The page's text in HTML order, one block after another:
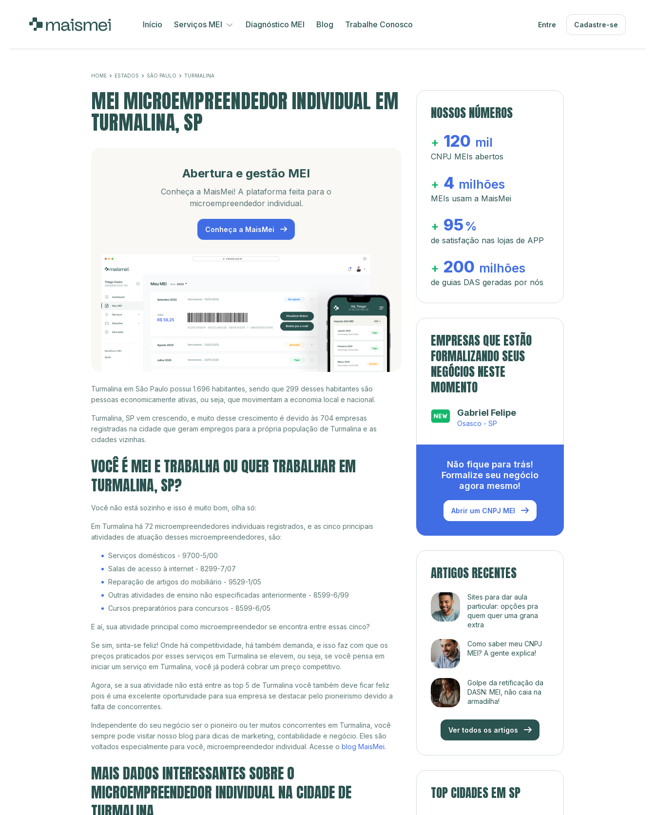
Início Serviços MEI Diagnóstico MEI Blog Trabalhe Conosco Entre Cadastre-se
HOME ESTADOS SÃO PAULO TURMALINA
MEI MICROEMPREENDEDOR INDIVIDUAL EM
TURMALINA, SP
Abertura e gestão MEI
Conheça a MaisMei! A plataforma feita para o
microempreendedor individual.
Conheça a MaisMei
Turmalina em São Paulo possui 1.696 habitantes, sendo que 299 desses habitantes são
pessoas economicamente ativas, ou seja, que movimentam a economia local e nacional.
Turmalina, SP vem crescendo, e muito desse crescimento é devido às 704 empresas
registradas na cidade que geram empregos para a própria população de Turmalina e as
cidades vizinhas.
VOCÊ É MEI E TRABALHA OU QUER TRABALHAR EM
TURMALINA, SP?
Você não está sozinho e isso é muito bom, olha só:
Em Turmalina há 72 microempreendedores individuais registrados, e as cinco principais
atividades de atuação desses microempreendedores, são:
Serviços domésticos - 9700-5/00
Salas de acesso à internet - 8299-7/07
Reparação de artigos do mobiliário - 9529-1/05
Outras atividades de ensino não especificadas anteriormente - 8599-6/99
Cursos preparatórios para concursos - 8599-6/05
E aí, sua atividade principal como microempreendedor se encontra entre essas cinco?
Se sim, sinta-se feliz! Onde há competitividade, há também demanda, e isso faz com que os
preços praticados por esses serviços em Turmalina se elevem, ou seja, se você pensa em
iniciar um serviço em Turmalina, você já poderá cobrar um preço competitivo.
Agora, se a sua atividade não está entre as top 5 de Turmalina você também deve ficar feliz
pois é uma excelente oportunidade para sua empresa se destacar pelo pioneirismo devido a
falta de concorrentes.
Independente do seu negócio ser o pioneiro ou ter muitos concorrentes em Turmalina, você
sempre pode visitar nosso blog para dicas de marketing, contabilidade e negócio. Eles são
voltados especialmente para você, microempreendedor individual. Acesse o blog MaisMei.
MAIS DADOS INTERESSANTES SOBRE O
MICROEMPREENDEDOR INDIVIDUAL NA CIDADE DE
NOSSOS NÚMEROS
+ 120 mil
CNPJ MEIs abertos
+ 4 milhões
MEIs usam a MaisMei
+ 95 %
de satisfação nas lojas de APP
+ 200 milhões
de guias DAS geradas por nós
EMPRESAS QUE ESTÃO
FORMALIZANDO SEUS
NEGÓCIOS NESTE
MOMENTO
Gabriel Felipe
Osasco - SP
Não fique para trás!
Formalize seu negócio
agora mesmo!
Abrir um CNPJ MEI
ARTIGOS RECENTES
Sites para dar aula
particular: opções pra
quem quer uma grana
extra
Como saber meu CNPJ
MEI? A gente explica!
Golpe da retificação da
DASN: MEI, não caia na
armadilha!
Ver todos os artigos
TOP CIDADES EM SP